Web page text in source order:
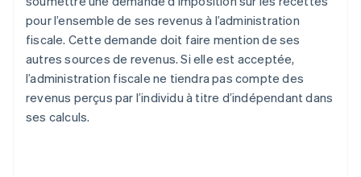
pour l’ensemble de ses revenus à l’administration
fiscale. Cette demande doit faire mention de ses
autres sources de revenus. Si elle est acceptée,
l’administration fiscale ne tiendra pas compte des
revenus perçus par l’individu à titre d’indépendant dans
ses calculs.